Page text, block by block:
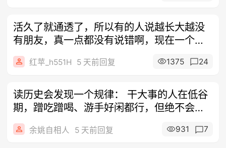
活久了就通透了，所以有的人说越长大越没
有朋友，真一点都没有说错啊，现在一个朋
友没
红苹_h551H 5 天前回复 1375 24
读历史会发现一个规律： 干大事的人在低谷
期，蹭吃蹭喝、游手好闲都行，但绝不会去
打
余姚自相人 5 天前回复 931 7